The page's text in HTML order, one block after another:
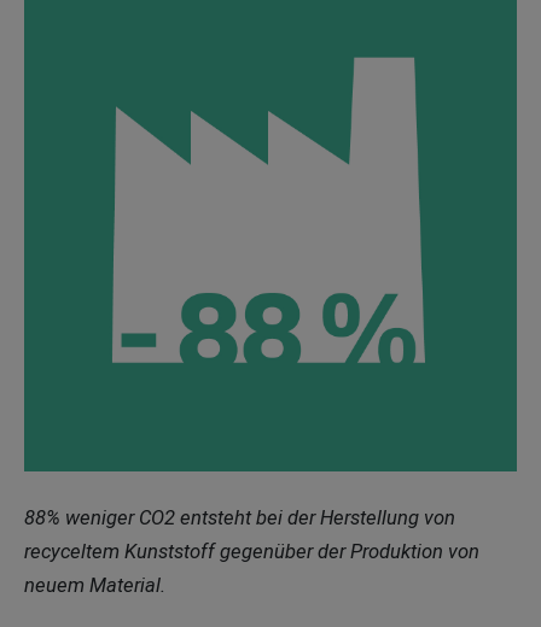
88% weniger CO2 entsteht bei der Herstellung von
recyceltem Kunststoff gegenüber der Produktion von
neuem Material.